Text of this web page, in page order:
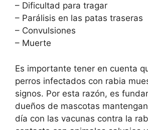
– Dificultad para tragar
– Parálisis en las patas traseras
– Convulsiones
– Muerte
Es importante tener en cuenta
perros infectados con rabia
signos. Por esta razón, es
dueños de mascotas
día con las vacunas contra la